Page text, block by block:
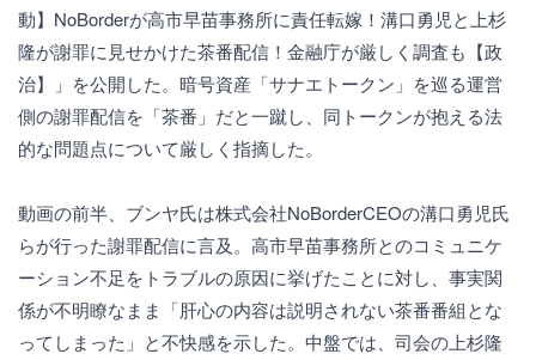
動】NoBorderが高市早苗事務所に責任転嫁！溝口勇児と上杉
隆が謝罪に見せかけた茶番配信！金融庁が厳しく調査も【政
治】」を公開した。暗号資産「サナエトークン」を巡る運営
側の謝罪配信を「茶番」だと一蹴し、同トークンが抱える法
的な問題点について厳しく指摘した。
動画の前半、ブンヤ氏は株式会社NoBorderCEOの溝口勇児氏
らが行った謝罪配信に言及。高市早苗事務所とのコミュニケ
ーション不足をトラブルの原因に挙げたことに対し、事実関
係が不明瞭なまま「肝心の内容は説明されない茶番番組とな
ってしまった」と不快感を示した。中盤では、司会の上杉隆